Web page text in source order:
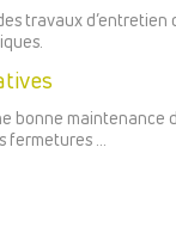
travaux d’entretien
bonne
fermetures …